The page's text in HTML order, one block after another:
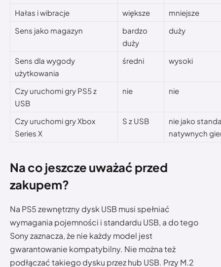
Hałas i wibracje
większe
mniejsze
Sens jako magazyn
bardzo
duży
duży
Sens dla wygody
użytkowania
średni wysoki
Czy uruchomi gry PS5 z
USB
nie nie
Czy uruchomi gry Xbox
Series X
S z USB
nie jako
natywnych
Na co jeszcze uważać przed
zakupem?
Na PS5 zewnętrzny dysk USB musi spełniać
wymagania pojemności i standardu USB, a do tego
Sony zaznacza, że nie każdy model jest
gwarantowanie kompatybilny. Nie można też
podłączać takiego dysku przez hub USB. Przy M.2